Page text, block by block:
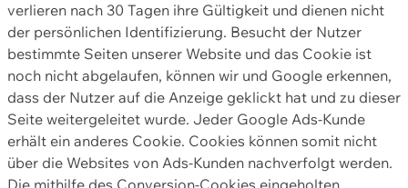
verlieren nach 30 Tagen ihre Gültigkeit und dienen nicht
der persönlichen Identifizierung. Besucht der Nutzer
bestimmte Seiten unserer Website und das Cookie ist
noch nicht abgelaufen, können wir und Google erkennen,
dass der Nutzer auf die Anzeige geklickt hat und zu dieser
Seite weitergeleitet wurde. Jeder Google Ads-Kunde
erhält ein anderes Cookie. Cookies können somit nicht
über die Websites von Ads-Kunden nachverfolgt werden.